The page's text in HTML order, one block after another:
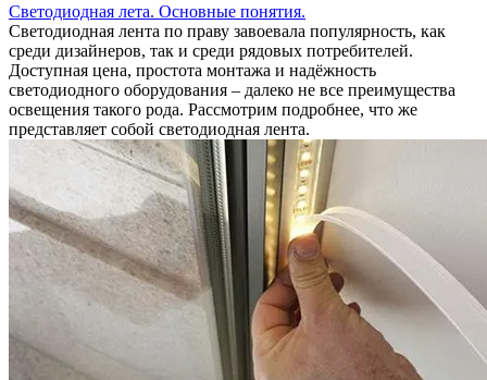
Светодиодная лета. Основные понятия.
Светодиодная лента по праву завоевала популярность, как
среди дизайнеров, так и среди рядовых потребителей.
Доступная цена, простота монтажа и надёжность
светодиодного оборудования – далеко не все преимущества
освещения такого рода. Рассмотрим подробнее, что же
представляет собой светодиодная лента.